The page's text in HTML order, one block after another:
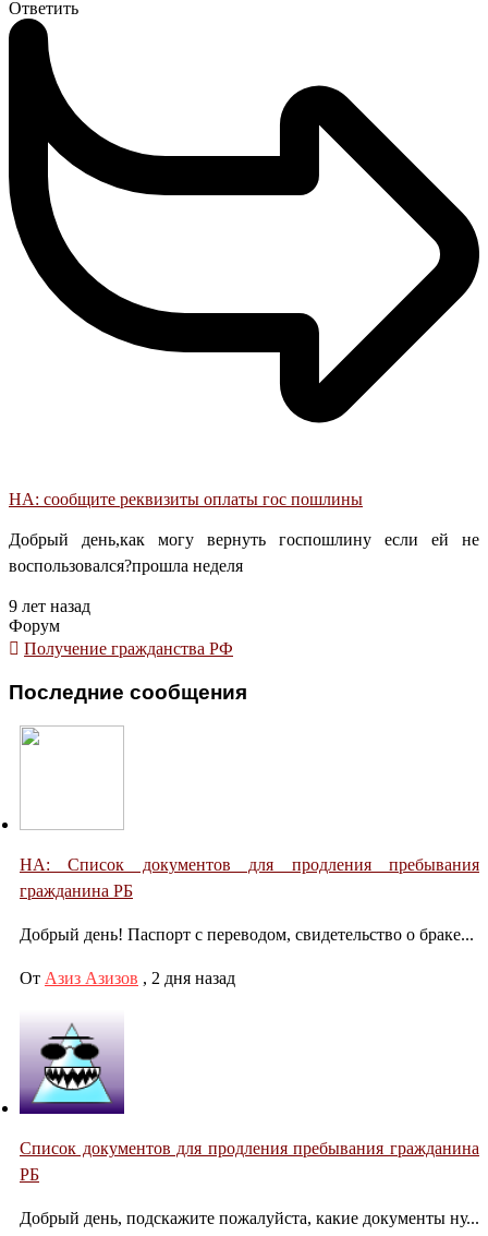
Ответить
НА: сообщите реквизиты оплаты гос пошлины
Добрый день,как могу вернуть госпошлину если ей не
воспользовался?прошла неделя
9 лет назад
Форум
Получение гражданства РФ
Последние сообщения
НА: Список документов для продления пребывания
гражданина РБ
Добрый день! Паспорт с переводом, свидетельство о браке...
От Азиз Азизов , 2 дня назад
Список документов для продления пребывания гражданина
РБ
Добрый день, подскажите пожалуйста, какие документы ну...